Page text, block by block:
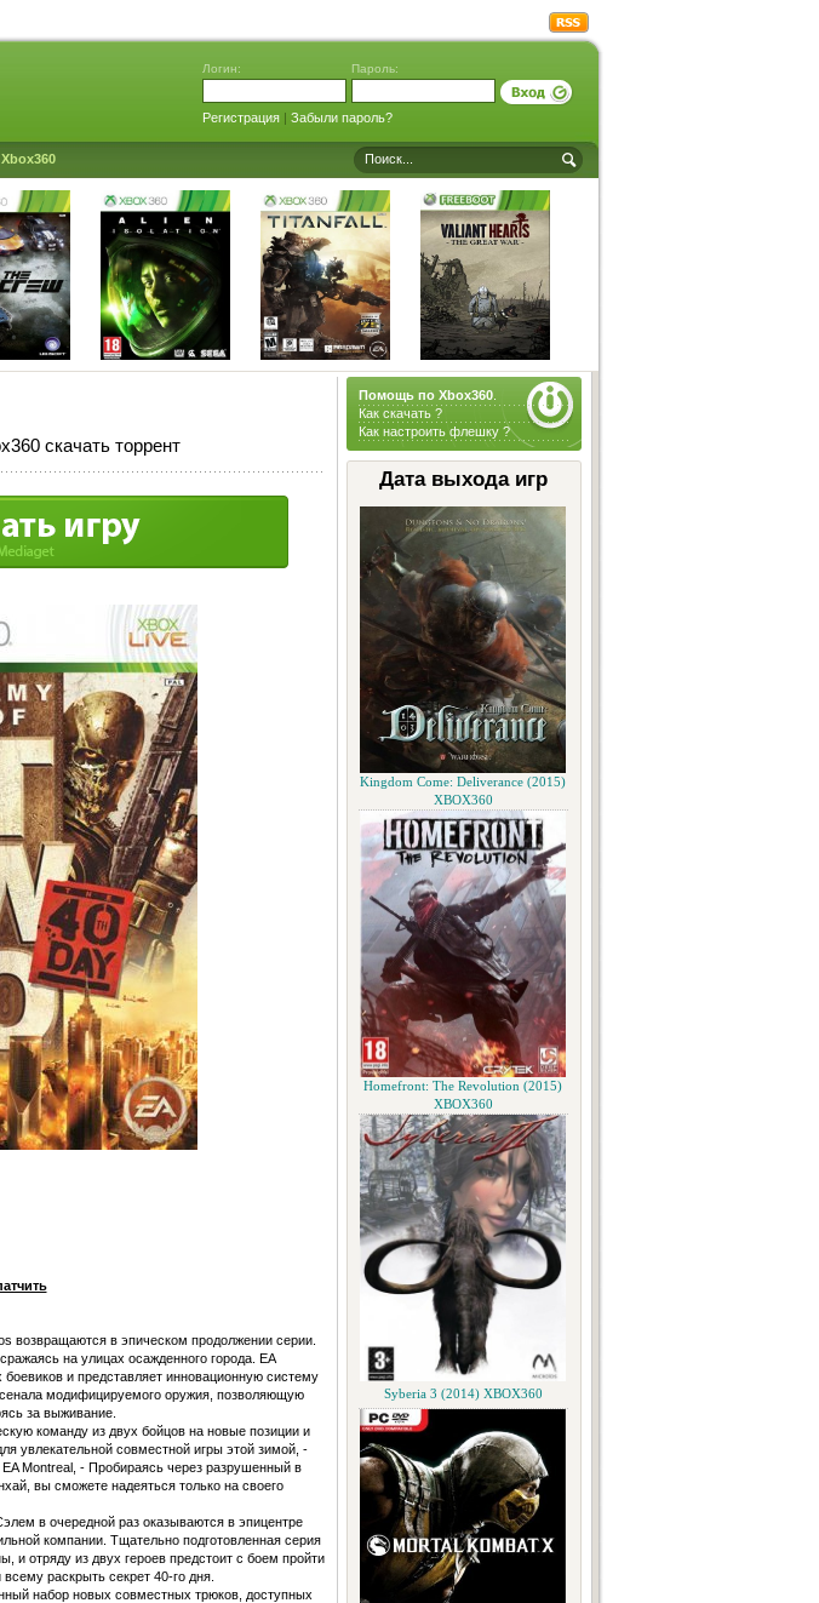
Логин: Пароль:
Регистрация| Забыли пароль?
Помощь по Xbox360.
Как скачать ?
Как настроить флешку ?
Дата выхода игр
Kingdom Come: Deliverance (2015)
XBOX360
Homefront: The Revolution (2015)
XBOX360
Syberia 3 (2014) XBOX360
скачать торрент
возвращаются в эпическом продолжении серии.
на улицах осажденного города. EA
и представляет инновационную систему
модифицируемого оружия, позволяющую
за выживание.
команду из двух бойцов на новые позиции и
увлекательной совместной игры этой зимой, -
Montreal, - Пробираясь через разрушенный в
вы сможете надеяться только на своего
в очередной раз оказываются в эпицентре
компании. Тщательно подготовленная серия
и отряду из двух героев предстоит с боем пройти
раскрыть секрет 40-го дня.
набор новых совместных трюков, доступных